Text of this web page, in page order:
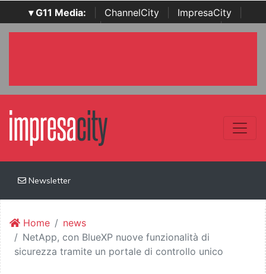
▾ G11 Media: ChannelCity ImpresaCity
SecurityOpenLab | Italian Channel Awards | Italian
Newsletter
Home
news
NetApp, con BlueXP nuove funzionalità di
sicurezza tramite un portale di controllo unico